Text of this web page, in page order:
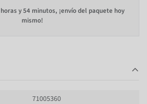
y 54 minutos, ¡envío del paquete hoy
mismo!
71005360